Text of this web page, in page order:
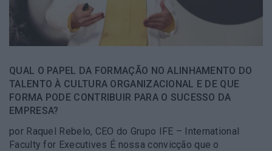
QUAL O PAPEL DA FORMAÇÃO NO ALINHAMENTO DO
TALENTO À CULTURA ORGANIZACIONAL E DE QUE
FORMA PODE CONTRIBUIR PARA O SUCESSO DA
EMPRESA?
por Raquel Rebelo, CEO do Grupo IFE – International
Faculty for Executives É nossa convicção que o